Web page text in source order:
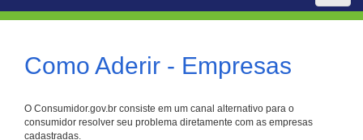
Como Aderir - Empresas
O Consumidor.gov.br consiste em um canal alternativo para o
consumidor resolver seu problema diretamente com as empresas
cadastradas.